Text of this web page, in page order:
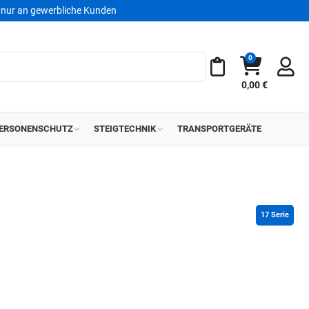
an gewerbliche Kunden
Meine Merkliste
Warenkorb
0
0,00 €
STEIGTECHNIK TRANSPORTGERÄTE
17 Serie